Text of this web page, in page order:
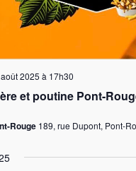
et poutine Pont-
2025 à 17h30
Rouge 189, rue Dupont, Pont-